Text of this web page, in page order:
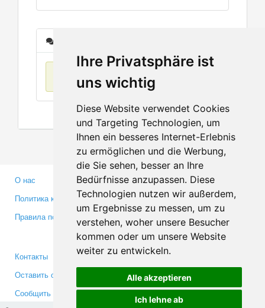
Ihre Privatsphäre ist
uns wichtig
Diese Website verwendet Cookies
und Targeting Technologien, um
Ihnen ein besseres Internet-Erlebnis
zu ermöglichen und die Werbung,
die Sie sehen, besser an Ihre
Bedürfnisse anzupassen. Diese
Technologien nutzen wir außerdem,
um Ergebnisse zu messen, um zu
verstehen, woher unsere Besucher
kommen oder um unsere Website
weiter zu entwickeln.
Alle akzeptieren
Ich lehne ab
О нас
Политика конфиденциальности
Правила пользования
Партнерам
Инвесторам
Медиа
Контакты
Оставить отзыв
Сообщить об ошибке
Facebook
Twitter
YouTube